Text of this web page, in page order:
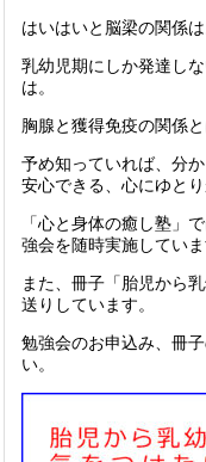
はいはいと脳梁の関係は
乳幼児期にしか発達し
は。
胸腺と獲得免疫の関係と
予め知っていれば、分
安心できる、心にゆと
「心と身体の癒し塾」
強会を随時実施していま
また、冊子「胎児から
送りしています。
勉強会のお申込み、冊
い。